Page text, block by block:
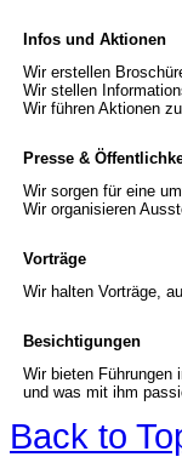
Infos und Aktionen
Wir erstellen
Wir stellen
Wir führen Aktionen
Presse &
Wir sorgen für eine
Wir organisieren
Vorträge
Wir halten Vorträge,
Besichtigungen
Wir bieten Führungen
und was mit ihm
Back to